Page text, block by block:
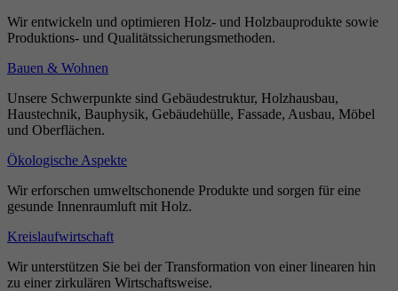
Wir entwickeln und optimieren Holz- und Holzbauprodukte sowie
Produktions- und Qualitätssicherungsmethoden.
Bauen & Wohnen
Unsere Schwerpunkte sind Gebäudestruktur, Holzhausbau,
Haustechnik, Bauphysik, Gebäudehülle, Fassade, Ausbau, Möbel
und Oberflächen.
Ökologische Aspekte
Wir erforschen umweltschonende Produkte und sorgen für eine
gesunde Innenraumluft mit Holz.
Kreislaufwirtschaft
Wir unterstützen Sie bei der Transformation von einer linearen hin
zu einer zirkulären Wirtschaftsweise.